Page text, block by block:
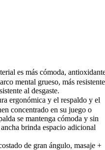
es más cómoda,
mental grueso, más resistente
al desgaste.
ergonómica y el respaldo y el
concentrado en su juego o
se mantenga cómoda y sin
brinda espacio adicional
de gran ángulo, masaje +